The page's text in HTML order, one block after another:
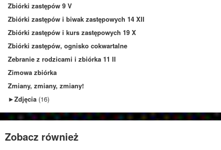
Zbiórki zastępów 9 V
Zbiórki zastępów i biwak zastępowych 14 XII
Zbiórki zastępów i kurs zastępowych 19 X
Zbiórki zastępów, ognisko cokwartalne
Zebranie z rodzicami i zbiórka 11 II
Zimowa zbiórka
Zmiany, zmiany, zmiany!
►Zdjęcia (16)
Zobacz również